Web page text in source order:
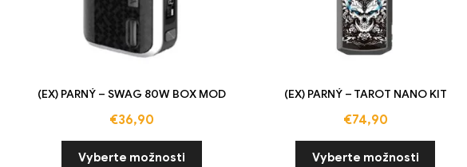
(EX) PARNÝ – SWAG 80W BOX MOD
€36,90
Vyberte možnosti
(EX) PARNÝ – TAROT NANO KIT
€74,90
Vyberte možnosti